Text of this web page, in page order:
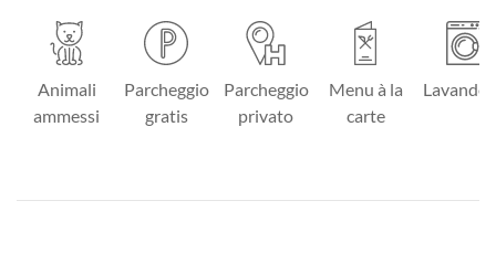
Animali
ammessi
Parcheggio
gratis
Parcheggio
privato
Menu à la
carte